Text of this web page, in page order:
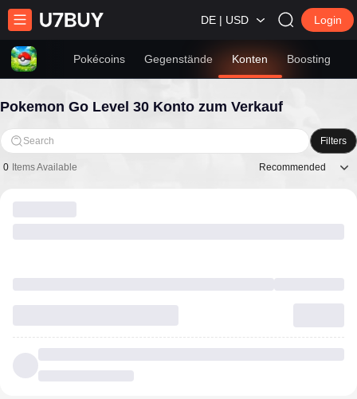
DE | USD Login
Pokécoins Gegenstände Konten Boosting
Pokemon Go Level 30 Konto zum Verkauf
Search Filters
0 Items Available Recommended